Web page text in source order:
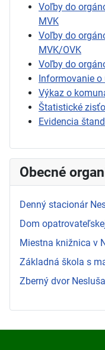
Voľby do
MVK
Voľby do
MVK/OVK
Voľby do
Informovanie
Výkaz o
Štatistické
Evidencia
Obecné
Denný stacionár
Dom
Miestna knižnica v
Základná škola s
Zberný dvor Nesluša